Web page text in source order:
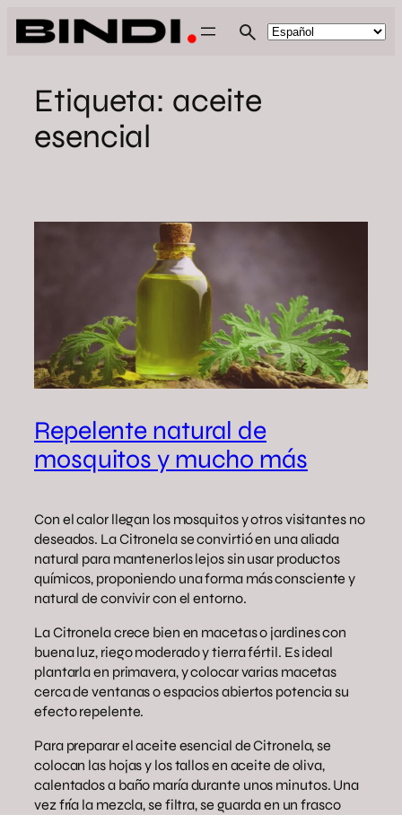
Saltar
al
Etiqueta: aceite
esencial
Repelente natural de
mosquitos y mucho más
Con el calor llegan los mosquitos y otros visitantes no
deseados. La Citronela se convirtió en una aliada
natural para mantenerlos lejos sin usar productos
químicos, proponiendo una forma más consciente y
natural de convivir con el entorno.
La Citronela crece bien en macetas o jardines con
buena luz, riego moderado y tierra fértil. Es ideal
plantarla en primavera, y colocar varias macetas
cerca de ventanas o espacios abiertos potencia su
efecto repelente.
Para preparar el aceite esencial de Citronela, se
colocan las hojas y los tallos en aceite de oliva,
calentados a baño maría durante unos minutos. Una
vez fría la mezcla, se filtra, se guarda en un frasco